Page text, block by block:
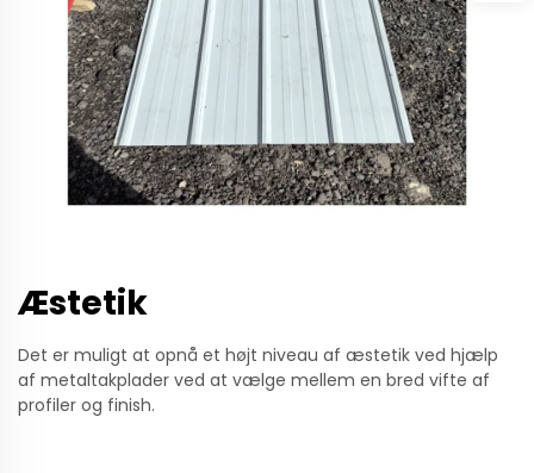
Æstetik
Det er muligt at opnå et højt niveau af æstetik ved hjælp
af metaltakplader ved at vælge mellem en bred vifte af
profiler og finish.